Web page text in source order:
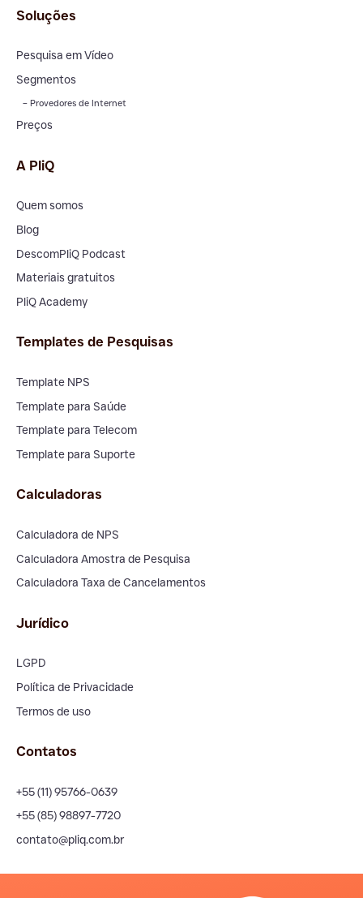
Soluções
Pesquisa em Vídeo
Segmentos
– Provedores de Internet
Preços
A PliQ
Quem somos
Blog
DescomPliQ Podcast
Materiais gratuitos
PliQ Academy
Templates de Pesquisas
Template NPS
Template para Saúde
Template para Telecom
Template para Suporte
Calculadoras
Calculadora de NPS
Calculadora Amostra de Pesquisa
Calculadora Taxa de Cancelamentos
Jurídico
LGPD
Política de Privacidade
Termos de uso
Contatos
+55 (11) 95766-0639
+55 (85) 98897-7720
contato@pliq.com.br